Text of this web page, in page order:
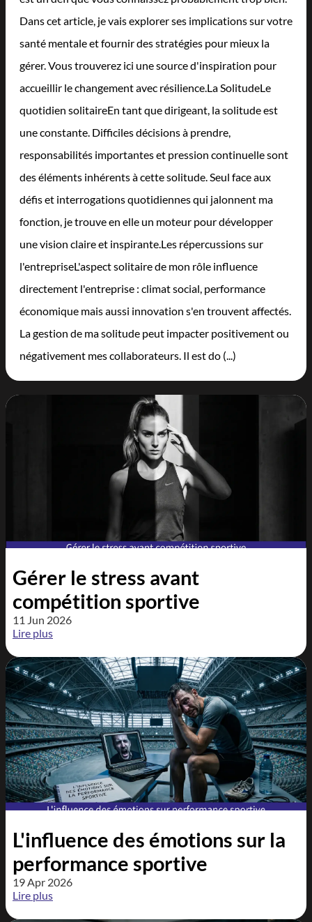
Dans cet article, je vais explorer ses implications sur votre
santé mentale et fournir des stratégies pour mieux la
gérer. Vous trouverez ici une source d'inspiration pour
accueillir le changement avec résilience.La SolitudeLe
quotidien solitaireEn tant que dirigeant, la solitude est
une constante. Difficiles décisions à prendre,
responsabilités importantes et pression continuelle sont
des éléments inhérents à cette solitude. Seul face aux
défis et interrogations quotidiennes qui jalonnent ma
fonction, je trouve en elle un moteur pour développer
une vision claire et inspirante.Les répercussions sur
l'entrepriseL'aspect solitaire de mon rôle influence
directement l'entreprise : climat social, performance
économique mais aussi innovation s'en trouvent affectés.
La gestion de ma solitude peut impacter positivement ou
négativement mes collaborateurs. Il est do (...)
Gérer le stress avant
compétition sportive
11 Jun 2026
Lire plus
L'influence des émotions sur la
performance sportive
19 Apr 2026
Lire plus